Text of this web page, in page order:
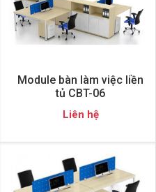
Module bàn làm việc liền
tủ CBT-06
Liên hệ